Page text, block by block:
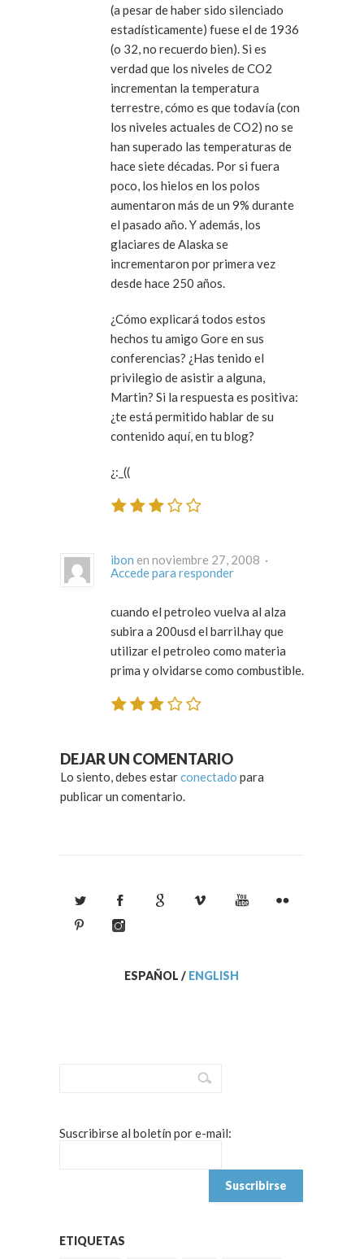
(a pesar de haber sido silenciado
estadísticamente) fuese el de 1936
(o 32, no recuerdo bien). Si es
verdad que los niveles de CO2
incrementan la temperatura
terrestre, cómo es que todavía (con
los niveles actuales de CO2) no se
han superado las temperaturas de
hace siete décadas. Por si fuera
poco, los hielos en los polos
aumentaron más de un 9% durante
el pasado año. Y además, los
glaciares de Alaska se
incrementaron por primera vez
desde hace 250 años.
¿Cómo explicará todos estos
hechos tu amigo Gore en sus
conferencias? ¿Has tenido el
privilegio de asistir a alguna,
Martin? Si la respuesta es positiva:
¿te está permitido hablar de su
contenido aquí, en tu blog?
¿:_((
ibon
en noviembre 27, 2008 ·
Accede para responder
cuando el petroleo vuelva al alza
subira a 200usd el barril.hay que
utilizar el petroleo como materia
prima y olvidarse como combustible.
DEJAR UN COMENTARIO
Lo siento, debes estarconectado para
publicar un comentario.
ESPAÑOL / ENGLISH
Suscribirse al boletín por e-mail:
ETIQUETAS